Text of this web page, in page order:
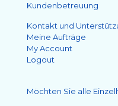
Kundenbetreuung
Kontakt und
Meine Aufträge
My Account
Logout
Möchten Sie alle